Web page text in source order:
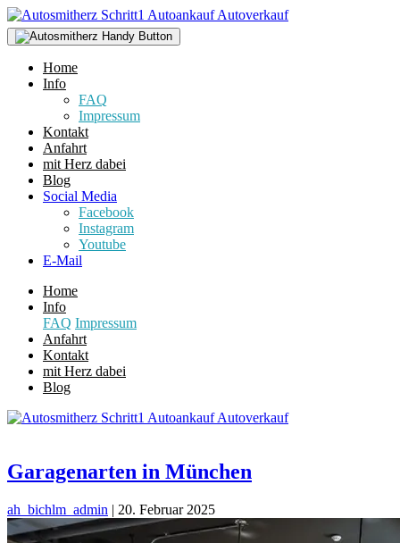
Home
Info
FAQ
Impressum
Kontakt
Anfahrt
mit Herz dabei
Blog
Social Media
Facebook
Instagram
Youtube
E-Mail
Home
Info
FAQ Impressum
Anfahrt
Kontakt
mit Herz dabei
Blog
Garagenarten in München
ah_bichlm_admin | 20. Februar 2025